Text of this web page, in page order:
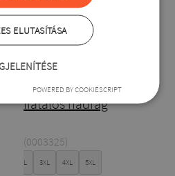
Elizabell elegáns
fiatalos nadrág
(0003325)
XXL 3XL 4XL
ELUTASÍTÁSA
POWERED BY COOKIESCRIPT